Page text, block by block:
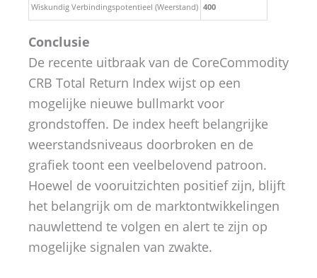
Wiskundig Verbindingspotentieel (Weerstand) 400
Conclusie
De recente uitbraak van de CoreCommodity
CRB Total Return Index wijst op een
mogelijke nieuwe bullmarkt voor
grondstoffen. De index heeft belangrijke
weerstandsniveaus doorbroken en de
grafiek toont een veelbelovend patroon.
Hoewel de vooruitzichten positief zijn, blijft
het belangrijk om de marktontwikkelingen
nauwlettend te volgen en alert te zijn op
mogelijke signalen van zwakte.